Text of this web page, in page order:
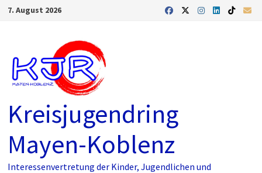
Skip7. August 2026
Kreisjugendring
Mayen-Koblenz
Interessenvertretung der Kinder, Jugendlichen und